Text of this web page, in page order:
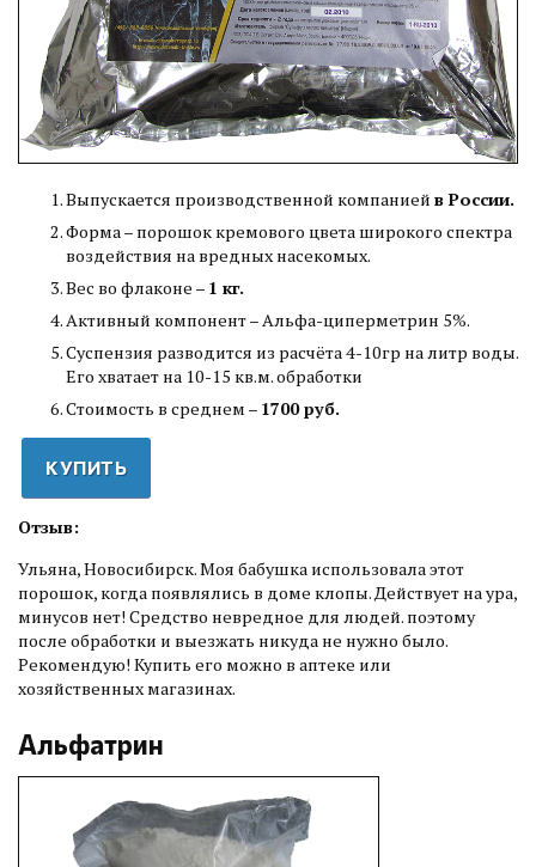
Выпускается производственной компанией в России.
Форма – порошок кремового цвета широкого спектра
воздействия на вредных насекомых.
Вес во флаконе – 1 кг.
Активный компонент – Альфа-циперметрин 5%.
Суспензия разводится из расчёта 4-10гр на литр воды.
Его хватает на 10-15 кв.м. обработки
Стоимость в среднем – 1700 руб.
КУПИТЬ
Отзыв:
Ульяна, Новосибирск. Моя бабушка использовала этот
порошок, когда появлялись в доме клопы. Действует на ура,
минусов нет! Средство невредное для людей. поэтому
после обработки и выезжать никуда не нужно было.
Рекомендую! Купить его можно в аптеке или
хозяйственных магазинах.
Альфатрин